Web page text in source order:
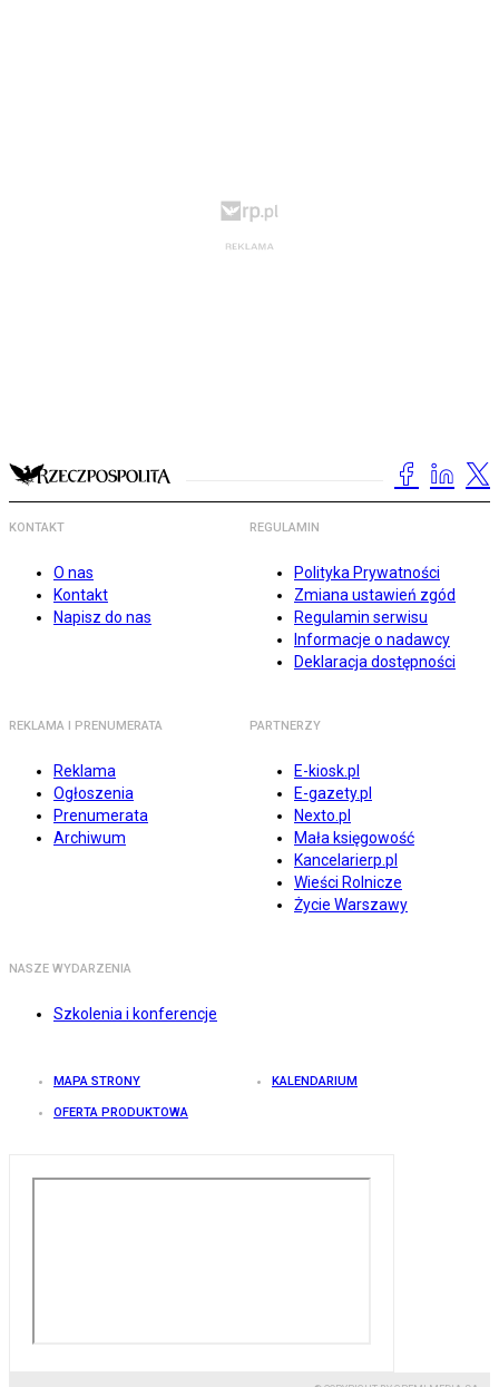
KONTAKT
O nas
Kontakt
Napisz do nas
REGULAMIN
Polityka Prywatności
Zmiana ustawień zgód
Regulamin serwisu
Informacje o nadawcy
Deklaracja dostępności
REKLAMA I PRENUMERATA
Reklama
Ogłoszenia
Prenumerata
Archiwum
PARTNERZY
E-kiosk.pl
E-gazety.pl
Nexto.pl
Mała księgowość
Kancelarierp.pl
Wieści Rolnicze
Życie Warszawy
NASZE WYDARZENIA
Szkolenia i konferencje
MAPA STRONY KALENDARIUM
OFERTA PRODUKTOWA